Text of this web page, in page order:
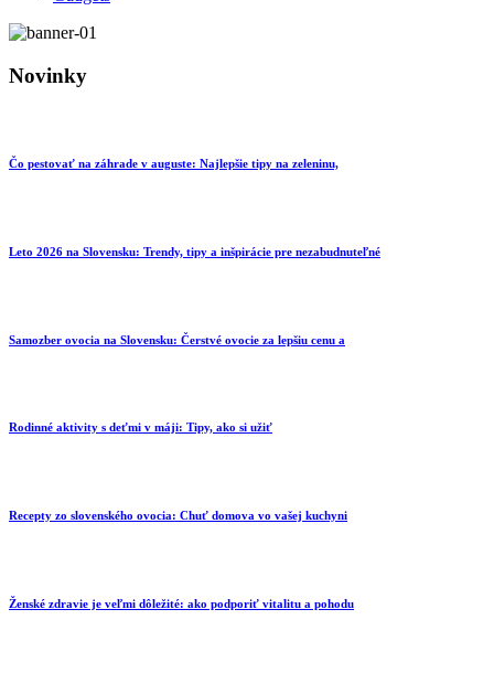
Novinky
Čo pestovať na záhrade v auguste: Najlepšie tipy na zeleninu,
Leto 2026 na Slovensku: Trendy, tipy a inšpirácie pre nezabudnuteľné
Samozber ovocia na Slovensku: Čerstvé ovocie za lepšiu cenu a
Rodinné aktivity s deťmi v máji: Tipy, ako si užiť
Recepty zo slovenského ovocia: Chuť domova vo vašej kuchyni
Ženské zdravie je veľmi dôležité: ako podporiť vitalitu a pohodu